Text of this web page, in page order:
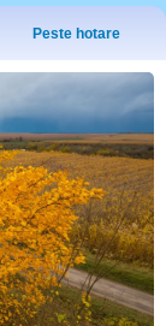
Peste hotare